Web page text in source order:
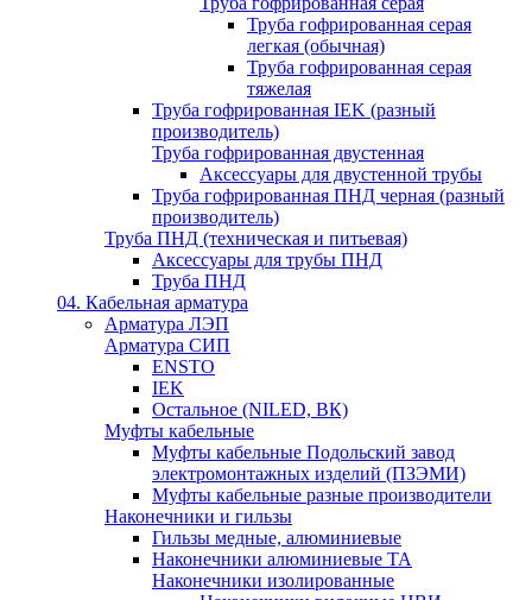
Труба гофрированная серая
легкая (обычная)
Труба гофрированная серая
тяжелая
Труба гофрированная IEK (разный
производитель)
Труба гофрированная двустенная
Аксессуары для двустенной трубы
Труба гофрированная ПНД черная (разный
производитель)
Труба ПНД (техническая и питьевая)
Аксессуары для трубы ПНД
Труба ПНД
04. Кабельная арматура
Арматура ЛЭП
Арматура СИП
ENSTO
IEK
Остальное (NILED, ВК)
Муфты кабельные
Муфты кабельные Подольский завод
электромонтажных изделий (ПЗЭМИ)
Муфты кабельные разные производители
Наконечники и гильзы
Гильзы медные, алюминиевые
Наконечники алюминиевые ТА
Наконечники изолированные